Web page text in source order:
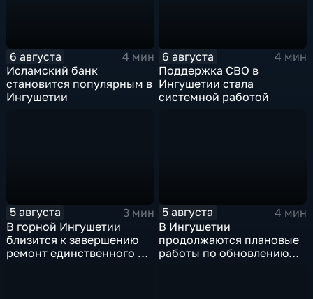
6 августа
4 мин
Исламский банк
становится популярным в
Ингушетии
6 августа
4 мин
Поддержка СВО в
Ингушетии стала
системной работой
5 августа
3 мин
В горной Ингушетии
близится к завершению
ремонт единственного в
5 августа
4 мин
В Ингушетии
продолжаются плановые
работы по обновлению